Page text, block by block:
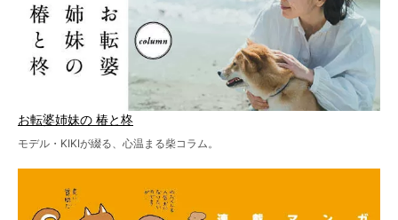
お転婆姉妹の 椿と柊
モデル・KIKIが綴る、心温まる柴コラム。